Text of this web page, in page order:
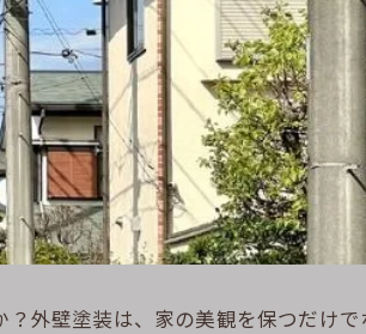
外壁塗装は、家の美観を保つだけ